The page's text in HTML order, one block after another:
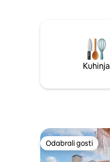
cijenama smještaja.
Kuhinja
Odabrali gosti
Odabrali gosti